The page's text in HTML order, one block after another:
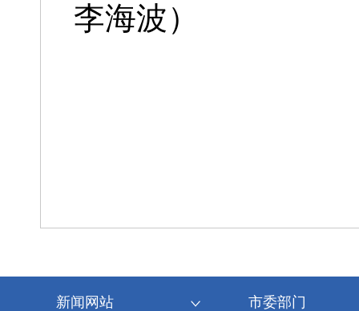
李海波）
新闻网站 市委部门